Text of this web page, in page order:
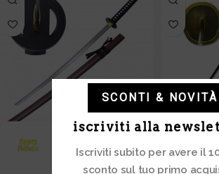
Gestisci Consenso
Rorouni Kenshin Samurai
Vagabondo – Katana di
Wado
SCONTI & NOVITÀ
iscriviti alla
Iscriviti subito per avere il
sconto sul tuo primo